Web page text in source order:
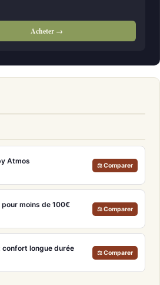
Acheter →
Atmos
⚖ Comparer
pour moins de 100€
⚖ Comparer
confort longue durée
⚖ Comparer